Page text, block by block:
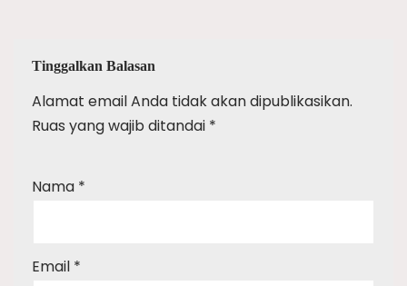
Tinggalkan Balasan
Alamat email Anda tidak akan dipublikasikan.
Ruas yang wajib ditandai *
Nama *
Email *